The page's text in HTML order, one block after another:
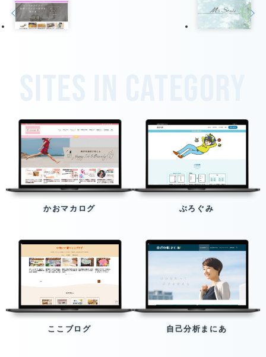
Sites in category
かおマカログ ぶろぐみ
ここブログ 自己分析まにあ